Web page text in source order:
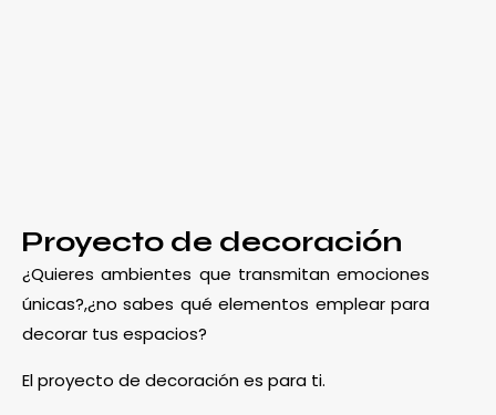
Proyecto de decoración
¿Quieres ambientes que transmitan emociones
únicas?,¿no sabes qué elementos emplear para
decorar tus espacios?
El proyecto de decoración es para ti.